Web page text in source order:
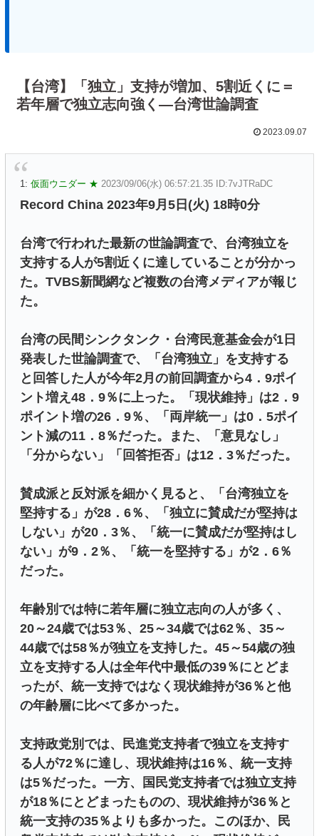
【台湾】「独立」支持が増加、5割近くに＝
若年層で独立志向強く―台湾世論調査
2023.09.07
1: 仮面ウニダー ★ 2023/09/06(水) 06:57:21.35 ID:7vJTRaDC
Record China 2023年9月5日(火) 18時0分
台湾で行われた最新の世論調査で、台湾独立を
支持する人が5割近くに達していることが分かっ
た。TVBS新聞網など複数の台湾メディアが報じ
た。
台湾の民間シンクタンク・台湾民意基金会が1日
発表した世論調査で、「台湾独立」を支持する
と回答した人が今年2月の前回調査から4．9ポイ
ント増え48．9％に上った。「現状維持」は2．9
ポイント増の26．9％、「両岸統一」は0．5ポイ
ント減の11．8％だった。また、「意見なし」
「分からない」「回答拒否」は12．3％だった。
賛成派と反対派を細かく見ると、「台湾独立を
堅持する」が28．6％、「独立に賛成だが堅持は
しない」が20．3％、「統一に賛成だが堅持はし
ない」が9．2％、「統一を堅持する」が2．6％
だった。
年齢別では特に若年層に独立志向の人が多く、
20～24歳では53％、25～34歳では62％、35～
44歳では58％が独立を支持した。45～54歳の独
立を支持する人は全年代中最低の39％にとどま
ったが、統一支持ではなく現状維持が36％と他
の年齢層に比べて多かった。
支持政党別では、民進党支持者で独立を支持す
る人が72％に達し、現状維持は16％、統一支持
は5％だった。一方、国民党支持者では独立支持
が18％にとどまったものの、現状維持が36％と
統一支持の35％よりも多かった。このほか、民